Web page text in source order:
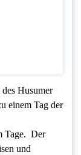
Husumer
einem Tag der
Tage. Der
und